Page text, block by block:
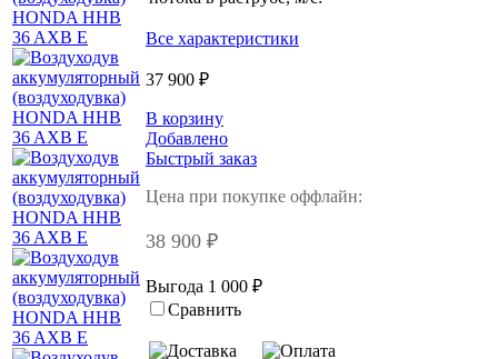
Все характеристики
37 900 ₽
В корзину
Добавлено
Быстрый заказ
Цена при покупке оффлайн:
38 900 ₽
Выгода 1 000 ₽
Сравнить